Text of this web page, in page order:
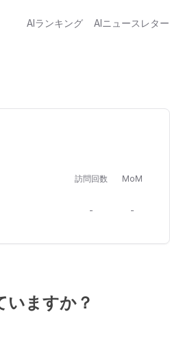
AIランキング AIニュースレター
訪問回数 MoM
- -
いますか？